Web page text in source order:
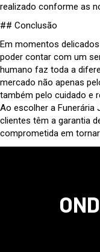
realizado conforme as
## Conclusão
Em momentos
poder contar com um
humano faz toda a
mercado não apenas
também pelo cuidado e
Ao escolher a Funerária
clientes têm a garantia
comprometida em